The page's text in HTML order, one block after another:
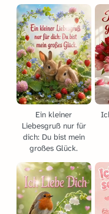
Ein kleiner
Liebesgruß nur für
dich: Du bist mein
großes Glück.